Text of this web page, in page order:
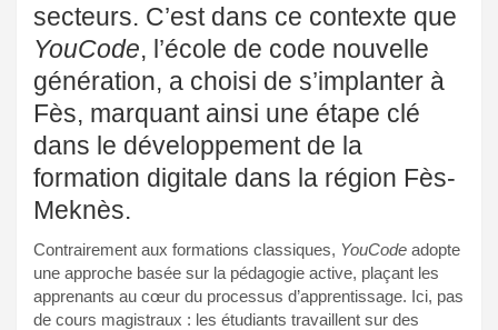
secteurs. C’est dans ce contexte que
YouCode, l’école de code nouvelle
génération, a choisi de s’implanter à
Fès, marquant ainsi une étape clé
dans le développement de la
formation digitale dans la région Fès-
Meknès.
Contrairement aux formations classiques, YouCode adopte
une approche basée sur la pédagogie active, plaçant les
apprenants au cœur du processus d’apprentissage. Ici, pas
de cours magistraux : les étudiants travaillent sur des